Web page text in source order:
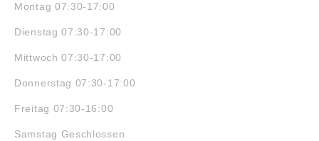
Montag 07:30-17:00
Dienstag 07:30-17:00
Mittwoch 07:30-17:00
Donnerstag 07:30-17:00
Freitag 07:30-16:00
Samstag Geschlossen